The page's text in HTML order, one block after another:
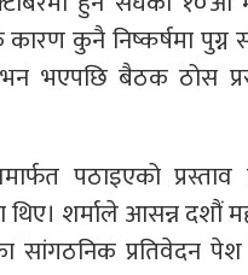
कुनै निष्कर्षमा
भएपछि बैठक ठोस
पठाइएको
शर्माले आसन्न दशौं
प्रतिवेदन पेश